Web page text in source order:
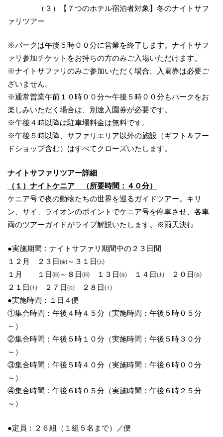
（３）【７つのホテル宿泊者対象】冬のナイトサフ
ァリツアー
※パークは午後５時００分に営業を終了します。ナイトサフ
ァリ参加チケットをお持ちの方のみご入場いただけます。
※ナイトサファリのみご参加いただく場合、入園券は必要ご
ざいません。
※通常営業午前１０時００分〜午後５時００分もパークをお
楽しみいただく場合は、別途入園券が必要です。
※午後４時以降は駐車場料金は無料です。
※午後５時以降、サファリエリア以外の施設（ギフト＆フー
ドショップ含む）はすべてクローズいたします。
ナイトサファリツアー詳細
（１）ナイトケニア （所要時間：４０分）
ケニア号で夜の動物たちの世界を巡るガイドツアー。キリ
ン、サイ、ライオンのポイントでケニア号を停車させ、各車
両のツアーガイドがライブ解説いたします。※雨天決行
●実施期間：ナイトサファリ期間中の２３日間
１２月 ２３日㈮～３１日㈯
１月 １日㈰～８日㈰ １３日㈮ １４日㈯ ２０日㈮
２１日㈯ ２７日㈮ ２８日㈯
●実施時間：１日４便
①集合時間：午後４時４５分（実施時間：午後５時０５分
～）
②集合時間：午後５時１０分（実施時間：午後５時３０分
～）
③集合時間：午後５時４０分（実施時間：午後６時００分
～）
④集合時間：午後６時０５分（実施時間：午後６時２５分
～）
●定員：２６組（１組５名まで）／便